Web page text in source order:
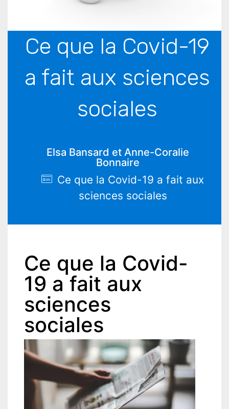
Ce que la Covid-19
a fait aux sciences
sociales
Elsa Bansard et Anne-Coralie
Bonnaire
Ce que la Covid-19 a fait aux
sciences sociales
Ce que la Covid-
19 a fait aux
sciences
sociales